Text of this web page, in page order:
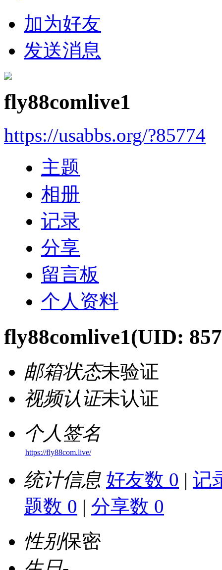
加为好友
发送消息
fly88comlive1
https://usabbs.org/?85774
主题
相册
记录
分享
留言板
个人资料
fly88comlive1(UID:
邮箱状态未验证
视频认证未认证
个人签名
https://fly88com.live/
统计信息 好友数 0 | 记
题数 0 | 分享数 0
性别保密